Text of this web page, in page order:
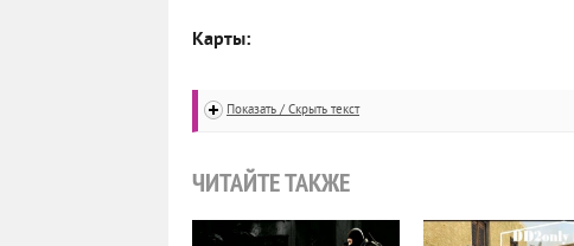
Карты:
Показать / Скрыть текст
ЧИТАЙТЕ ТАКЖЕ